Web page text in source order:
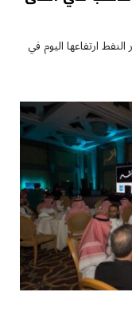
واصلت أسعار ⁠النفط ارتفاعها اليوم في